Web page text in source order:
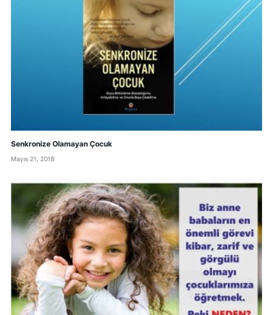
Senkronize Olamayan Çocuk
Mayıs 21, 2018